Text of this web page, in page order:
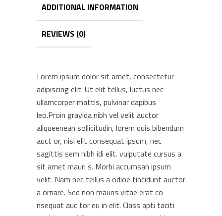
ADDITIONAL INFORMATION
REVIEWS (0)
Lorem ipsum dolor sit amet, consectetur
adipiscing elit. Ut elit tellus, luctus nec
ullamcorper mattis, pulvinar dapibus
leo.Proin gravida nibh vel velit auctor
aliqueenean sollicitudin, lorem quis bibendum
auct or, nisi elit consequat ipsum, nec
sagittis sem nibh idi elit. vulputate cursus a
sit amet mauri s. Morbi accumsan ipsum
velit. Nam nec tellus a odioe tincidunt auctor
a ornare. Sed non mauris vitae erat co
nsequat auc tor eu in elit. Class apti taciti